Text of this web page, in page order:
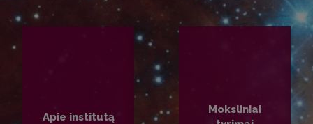
Apie institutą
Moksliniai